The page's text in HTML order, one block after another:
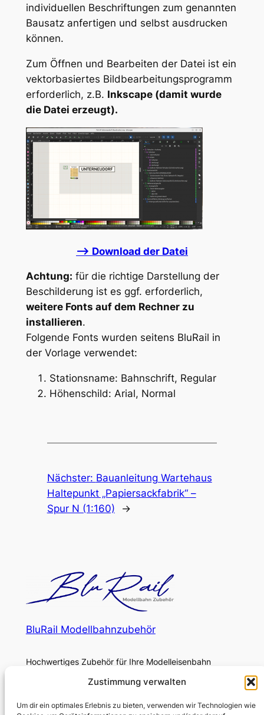
Zustimmung verwalten
Um dir ein optimales Erlebnis zu bieten, verwenden wir Technologien wie
individuellen Beschriftungen zum genannten
Bausatz anfertigen und selbst ausdrucken
können.
Zum Öffnen und Bearbeiten der Datei ist ein
vektorbasiertes Bildbearbeitungsprogramm
erforderlich, z.B. Inkscape (damit wurde
die Datei erzeugt).
–> Download der Datei
Achtung: für die richtige Darstellung der
Beschilderung ist es ggf. erforderlich,
weitere Fonts auf dem Rechner zu
installieren.
Folgende Fonts wurden seitens BluRail in
der Vorlage verwendet:
Stationsname: Bahnschrift, Regular
Höhenschild: Arial, Normal
Nächster: Bauanleitung Wartehaus
Haltepunkt „Papiersackfabrik“ –
Spur N (1:160)
→
BluRail Modellbahnzubehör
Hochwertiges Zubehör für Ihre Modelleisenbahn
BluRail-Blog Datenschutzerklärung